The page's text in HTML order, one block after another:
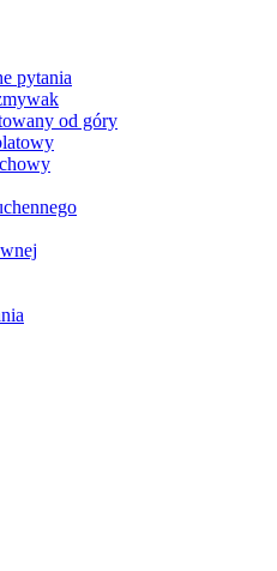
pytania
od góry